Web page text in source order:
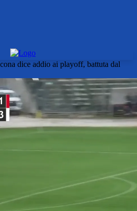
dice addio ai playoff, battuta dal